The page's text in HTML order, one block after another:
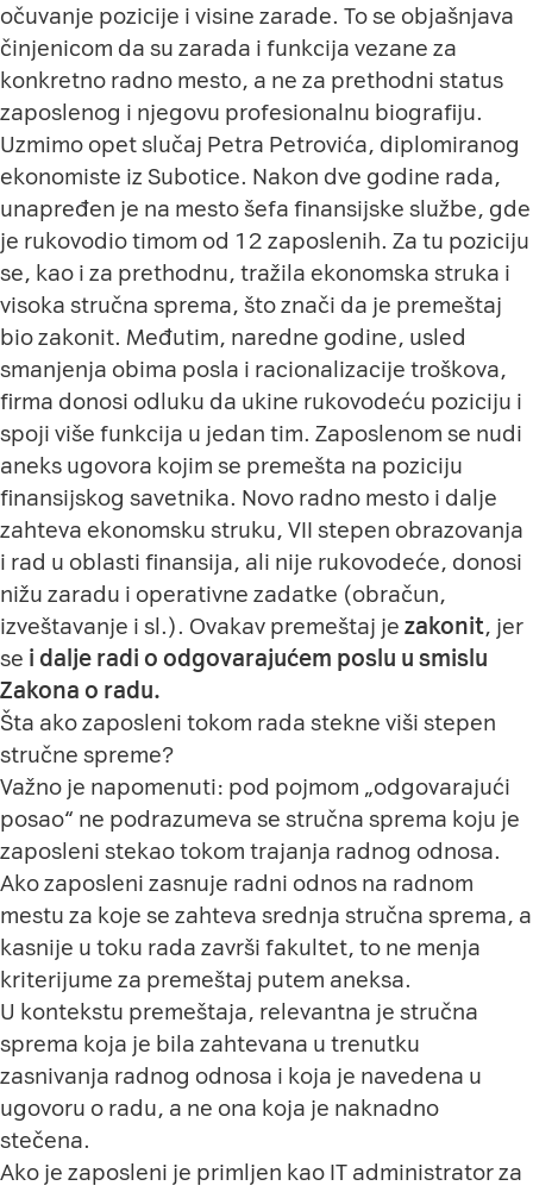
očuvanje pozicije i visine zarade. To se objašnjava
činjenicom da su zarada i funkcija vezane za
konkretno radno mesto, a ne za prethodni status
zaposlenog i njegovu profesionalnu biografiju.
Uzmimo opet slučaj Petra Petrovića, diplomiranog
ekonomiste iz Subotice. Nakon dve godine rada,
unapređen je na mesto šefa finansijske službe, gde
je rukovodio timom od 12 zaposlenih. Za tu poziciju
se, kao i za prethodnu, tražila ekonomska struka i
visoka stručna sprema, što znači da je premeštaj
bio zakonit. Međutim, naredne godine, usled
smanjenja obima posla i racionalizacije troškova,
firma donosi odluku da ukine rukovodeću poziciju i
spoji više funkcija u jedan tim. Zaposlenom se nudi
aneks ugovora kojim se premešta na poziciju
finansijskog savetnika. Novo radno mesto i dalje
zahteva ekonomsku struku, VII stepen obrazovanja
i rad u oblasti finansija, ali nije rukovodeće, donosi
nižu zaradu i operativne zadatke (obračun,
izveštavanje i sl.). Ovakav premeštaj je zakonit, jer
se i dalje radi o odgovarajućem poslu u smislu
Zakona o radu.
Šta ako zaposleni tokom rada stekne viši stepen
stručne spreme?
Važno je napomenuti: pod pojmom „odgovarajući
posao“ ne podrazumeva se stručna sprema koju je
zaposleni stekao tokom trajanja radnog odnosa.
Ako zaposleni zasnuje radni odnos na radnom
mestu za koje se zahteva srednja stručna sprema, a
kasnije u toku rada završi fakultet, to ne menja
kriterijume za premeštaj putem aneksa.
U kontekstu premeštaja, relevantna je stručna
sprema koja je bila zahtevana u trenutku
zasnivanja radnog odnosa i koja je navedena u
ugovoru o radu, a ne ona koja je naknadno
stečena.
Ako je zaposleni je primljen kao IT administrator za